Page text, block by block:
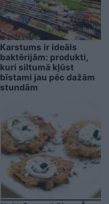
Karstums ir ideāls
baktērijām: produkti,
kuri siltumā kļūst
bīstami jau pēc dažām
stundām